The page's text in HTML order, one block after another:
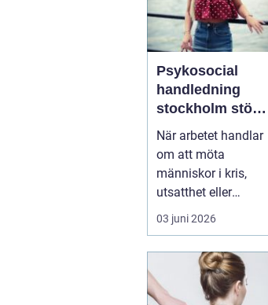
Psykosocial
handledning
stockholm stöd
för hållbart
arbete med
människor
När arbetet handlar
om att möta
människor i kris,
utsatthet eller
beroende prövas
både yrkesrollen o...
03 juni 2026